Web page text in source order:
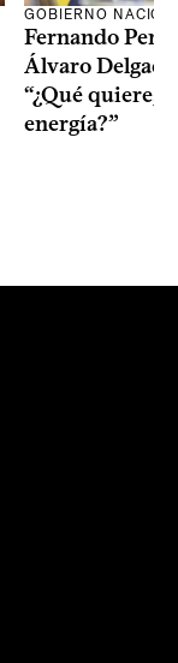
GOBIERNO
Fernando
Álvaro
“¿Qué quiere,
energía?”